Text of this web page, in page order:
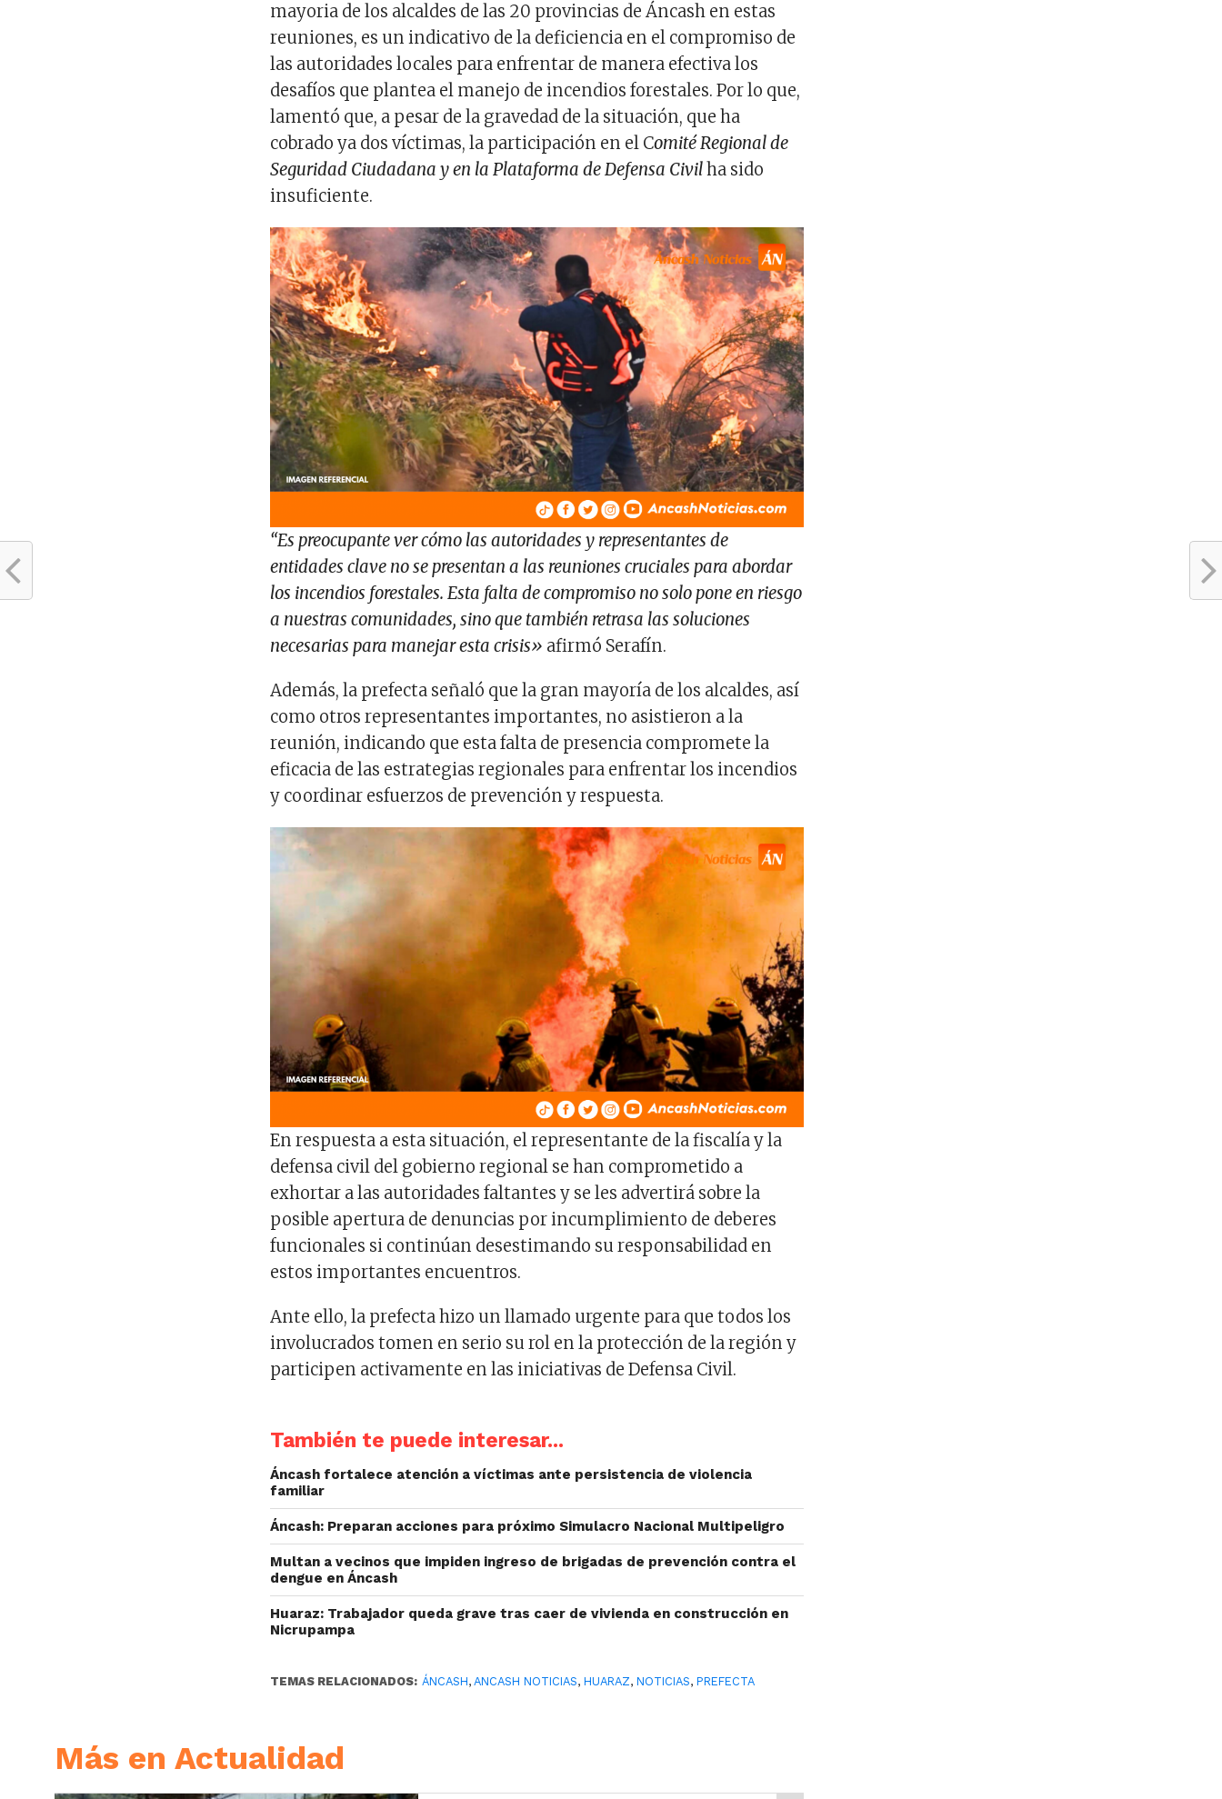
mayoria de los alcaldes de las 20 provincias de Áncash en estas
reuniones, es un indicativo de la deficiencia en el compromiso de
las autoridades locales para enfrentar de manera efectiva los
desafíos que plantea el manejo de incendios forestales. Por lo que,
lamentó que, a pesar de la gravedad de la situación, que ha
cobrado ya dos víctimas, la participación en el Comité Regional de
Seguridad Ciudadana y en la Plataforma de Defensa Civilha sido
insuficiente.
“Es preocupante ver cómo las autoridades y representantes de
entidades clave no se presentan a las reuniones cruciales para abordar
los incendios forestales. Esta falta de compromiso no solo pone en riesgo
a nuestras comunidades, sino que también retrasa las soluciones
necesarias para manejar esta crisis» afirmó Serafín.
Además, la prefecta señaló que la gran mayoría de los alcaldes, así
como otros representantes importantes, no asistieron a la
reunión, indicando que esta falta de presencia compromete la
eficacia de las estrategias regionales para enfrentar los incendios
y coordinar esfuerzos de prevención y respuesta.
En respuesta a esta situación, el representante de la fiscalía y la
defensa civil del gobierno regional se han comprometido a
exhortar a las autoridades faltantes y se les advertirá sobre la
posible apertura de denuncias por incumplimiento de deberes
funcionales si continúan desestimando su responsabilidad en
estos importantes encuentros.
Ante ello, la prefecta hizo un llamado urgente para que todos los
involucrados tomen en serio su rol en la protección de la región y
participen activamente en las iniciativas de Defensa Civil.
También te puede interesar...
Áncash fortalece atención a víctimas ante persistencia de violencia
familiar
Áncash: Preparan acciones para próximo Simulacro Nacional Multipeligro
Multan a vecinos que impiden ingreso de brigadas de prevención contra el
dengue en Áncash
Huaraz: Trabajador queda grave tras caer de vivienda en construcción en
Nicrupampa
TEMAS RELACIONADOS: ÁNCASH,ANCASH NOTICIAS,HUARAZ,NOTICIAS,PREFECTA
Más en Actualidad